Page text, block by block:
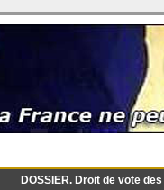
DOSSIER. Droit de vote